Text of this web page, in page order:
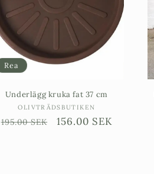
Rea
Underlägg kruka fat 37 cm
Säljare:
OLIVTRÄDSBUTIKEN
Ordinarie
195.00 SEK Försäljningspris
156.00 SEK